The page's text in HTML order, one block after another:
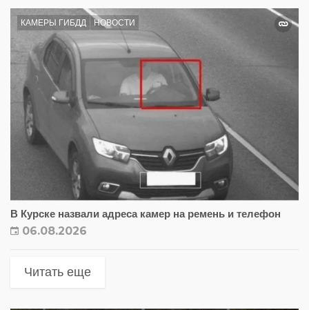
КАМЕРЫ ГИБДД НОВОСТИ
В Курске назвали адреса камер на ремень и телефон
06.08.2026
Читать еще